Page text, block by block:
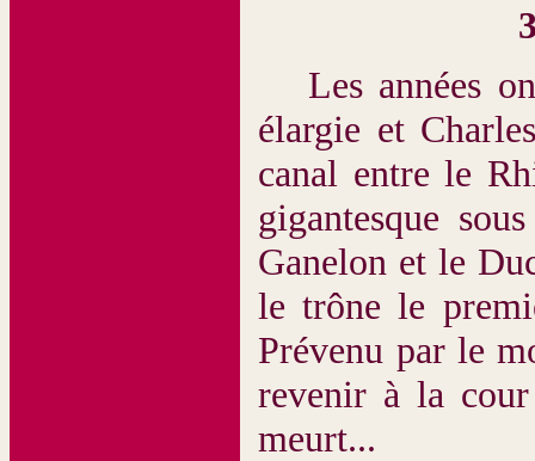
Les années
élargie et
canal entre le
gigantesque
Ganelon et le
le trône le
Prévenu par le
revenir à la
meurt...